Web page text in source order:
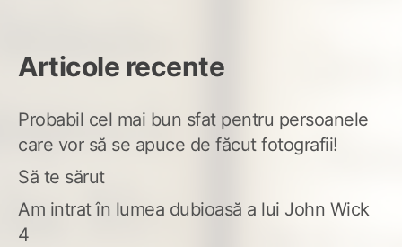
Articole recente
Probabil cel mai bun sfat pentru persoanele
care vor să se apuce de făcut fotografii!
Să te sărut
Am intrat în lumea dubioasă a lui John Wick
4